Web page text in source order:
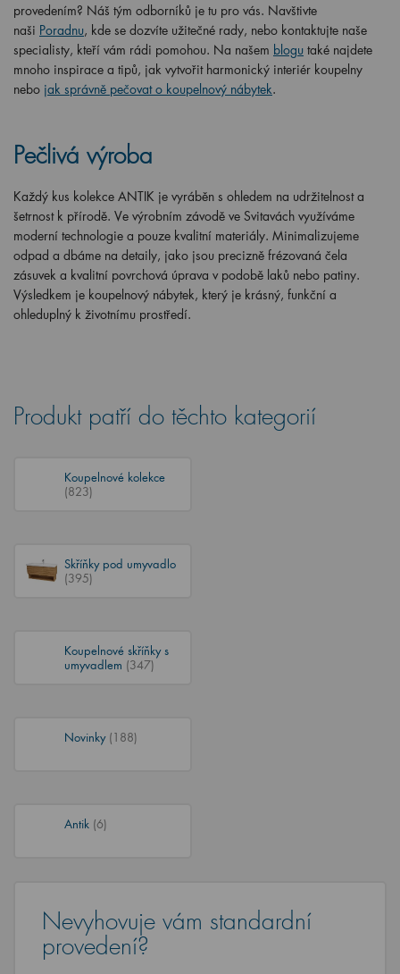
provedením? Náš tým odborníků je tu pro vás. Navštivte
naši Poradnu, kde se dozvíte užitečné rady, nebo kontaktujte naše
specialisty, kteří vám rádi pomohou. Na našem blogu také najdete
mnoho inspirace a tipů, jak vytvořit harmonický interiér koupelny
nebo jak správně pečovat o koupelnový nábytek.
Pečlivá výroba
Každý kus kolekce ANTIK je vyráběn s ohledem na udržitelnost a
šetrnost k přírodě. Ve výrobním závodě ve Svitavách využíváme
moderní technologie a pouze kvalitní materiály. Minimalizujeme
odpad a dbáme na detaily, jako jsou precizně frézovaná čela
zásuvek a kvalitní povrchová úprava v podobě laků nebo patiny.
Výsledkem je koupelnový nábytek, který je krásný, funkční a
ohleduplný k životnímu prostředí.
Produkt patří do těchto kategorií
Koupelnové kolekce
(823)
Skříňky pod umyvadlo
(395)
Koupelnové skříňky s
umyvadlem (347)
Novinky (188)
Antik (6)
Nevyhovuje vám standardní
provedení?